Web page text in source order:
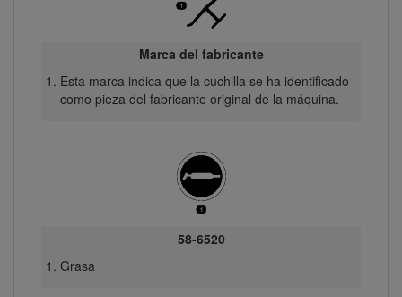
Marca del fabricante
Esta marca indica que la cuchilla se ha identificado
como pieza del fabricante original de la máquina.
58-6520
Grasa